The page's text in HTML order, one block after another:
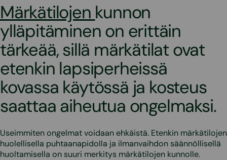
Märkätilojen kunnon
ylläpitäminen on erittäin
tärkeää, sillä märkätilat ovat
etenkin lapsiperheissä
kovassa käytössä ja kosteus
saattaa aiheutua ongelmaksi.
Useimmiten ongelmat voidaan ehkäistä. Etenkin märkätilojen
huolellisella puhtaanapidolla ja ilmanvaihdon säännöllisellä
huoltamisella on suuri merkitys märkätilojen kunnolle.